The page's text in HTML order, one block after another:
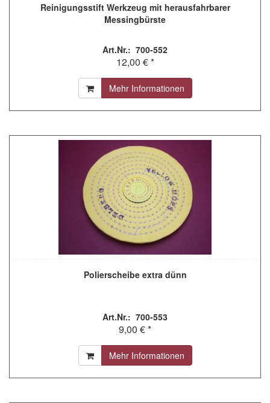
Reinigungsstift Werkzeug mit herausfahrbarer
Messingbürste
Art.Nr.: 700-552
12,00 € *
Mehr Informationen
Polierscheibe extra dünn
Art.Nr.: 700-553
9,00 € *
Mehr Informationen